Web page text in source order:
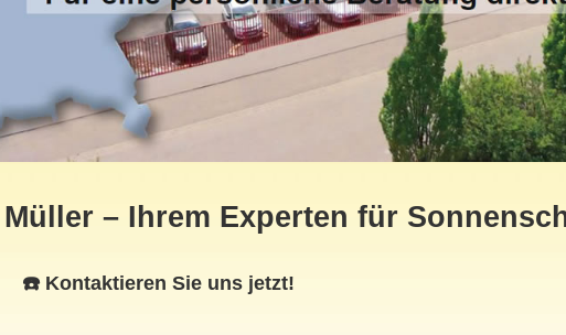
– Ihrem Experten für
☎️ Kontaktieren Sie uns jetzt!